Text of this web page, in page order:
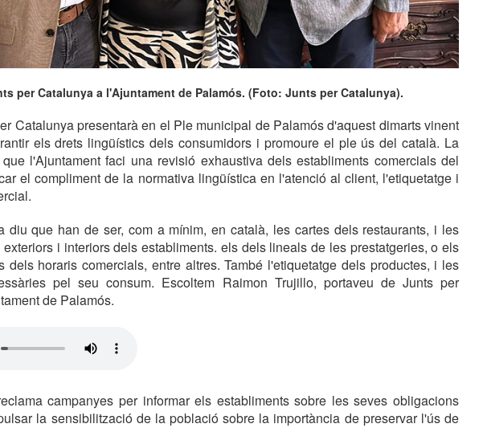
per Catalunya a l'Ajuntament de Palamós. (Foto: Junts per Catalunya).
Catalunya presentarà en el Ple municipal de Palamós d'aquest dimarts vinent
els drets lingüístics dels consumidors i promoure el ple ús del català. La
l'Ajuntament faci una revisió exhaustiva dels establiments comercials del
el compliment de la normativa lingüística en l'atenció al client, l'etiquetatge i
diu que han de ser, com a mínim, en català, les cartes dels restaurants, i les
i interiors dels establiments. els dels lineals de les prestatgeries, o els
dels horaris comercials, entre altres. També l'etiquetatge dels productes, i les
pel seu consum. Escoltem Raimon Trujillo, portaveu de Junts per
de Palamós.
campanyes per informar els establiments sobre les seves obligacions
la sensibilització de la població sobre la importància de preservar l'ús de